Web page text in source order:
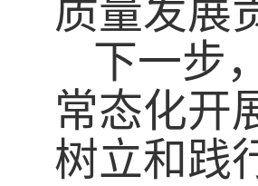
质量发展
下一步
常态化开
树立和践